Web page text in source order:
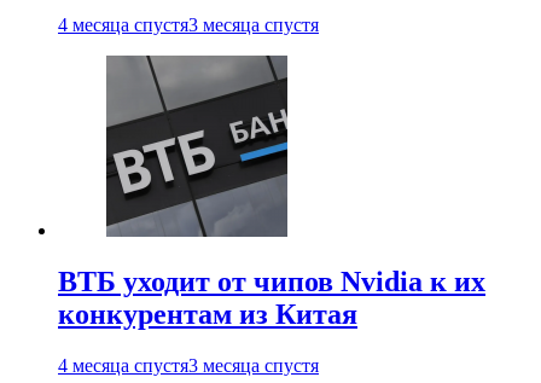
4 месяца спустя3 месяца спустя
ВТБ уходит от чипов Nvidia к их
конкурентам из Китая
4 месяца спустя3 месяца спустя